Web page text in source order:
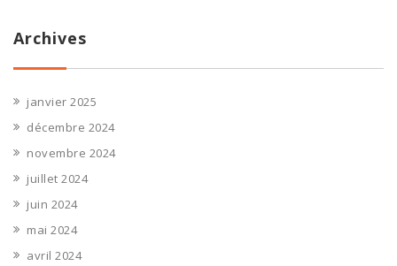
Archives
janvier 2025
décembre 2024
novembre 2024
juillet 2024
juin 2024
mai 2024
avril 2024